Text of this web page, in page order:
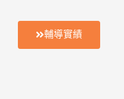
輔導實績